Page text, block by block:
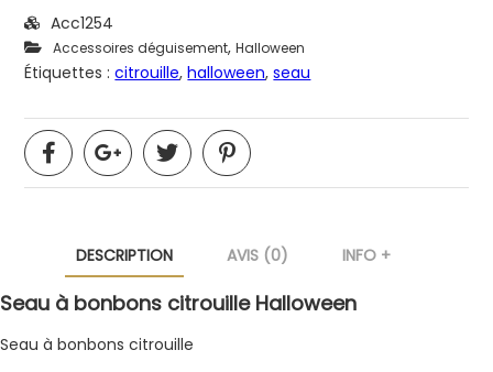
Acc1254
Accessoires déguisement,Halloween
Étiquettes :citrouille,halloween,seau
DESCRIPTION AVIS (0) INFO +
Seau à bonbons citrouille Halloween
Seau à bonbons citrouille